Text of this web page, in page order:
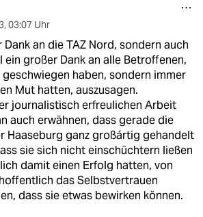
, 03:07 Uhr
Dank an die TAZ Nord, sondern auch
ein großer Dank an alle Betroffenen,
haben, sondern immer
Mut hatten, auszusagen.
journalistisch erfreulichen Arbeit
auch erwähnen, dass gerade die
Haaseburg ganz großártig gehandelt
sie sich nicht einschüchtern ließen
damit einen Erfolg hatten, von
das Selbstvertrauen
dass sie etwas bewirken können.